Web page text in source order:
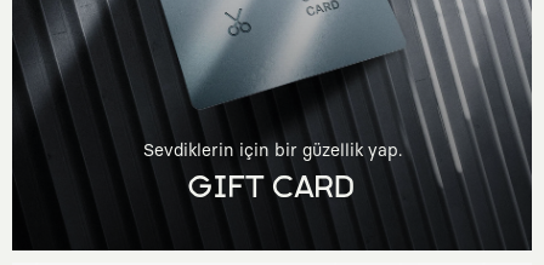
Sevdiklerin için bir güzellik yap.
GIFT CARD